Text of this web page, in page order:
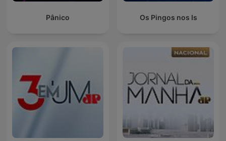
Pânico Os Pingos nos Is